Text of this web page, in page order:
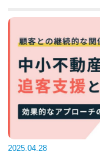
的なアプローチが求めら
がファンマーケティン
功事例を解説します。
2025.04.28